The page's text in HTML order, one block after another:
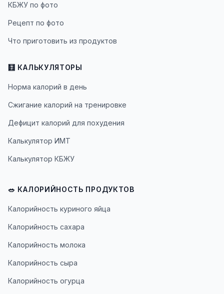
КБЖУ по фото
Рецепт по фото
Что приготовить из продуктов
🧮 КАЛЬКУЛЯТОРЫ
Норма калорий в день
Сжигание калорий на тренировке
Дефицит калорий для похудения
Калькулятор ИМТ
Калькулятор КБЖУ
🥗 КАЛОРИЙНОСТЬ ПРОДУКТОВ
Калорийность куриного яйца
Калорийность сахара
Калорийность молока
Калорийность сыра
Калорийность огурца